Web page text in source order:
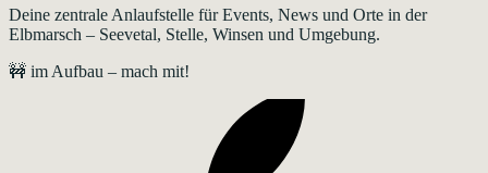
Deine zentrale Anlaufstelle für Events, News und Orte in der
Elbmarsch – Seevetal, Stelle, Winsen und Umgebung.
🚧 im Aufbau – mach mit!